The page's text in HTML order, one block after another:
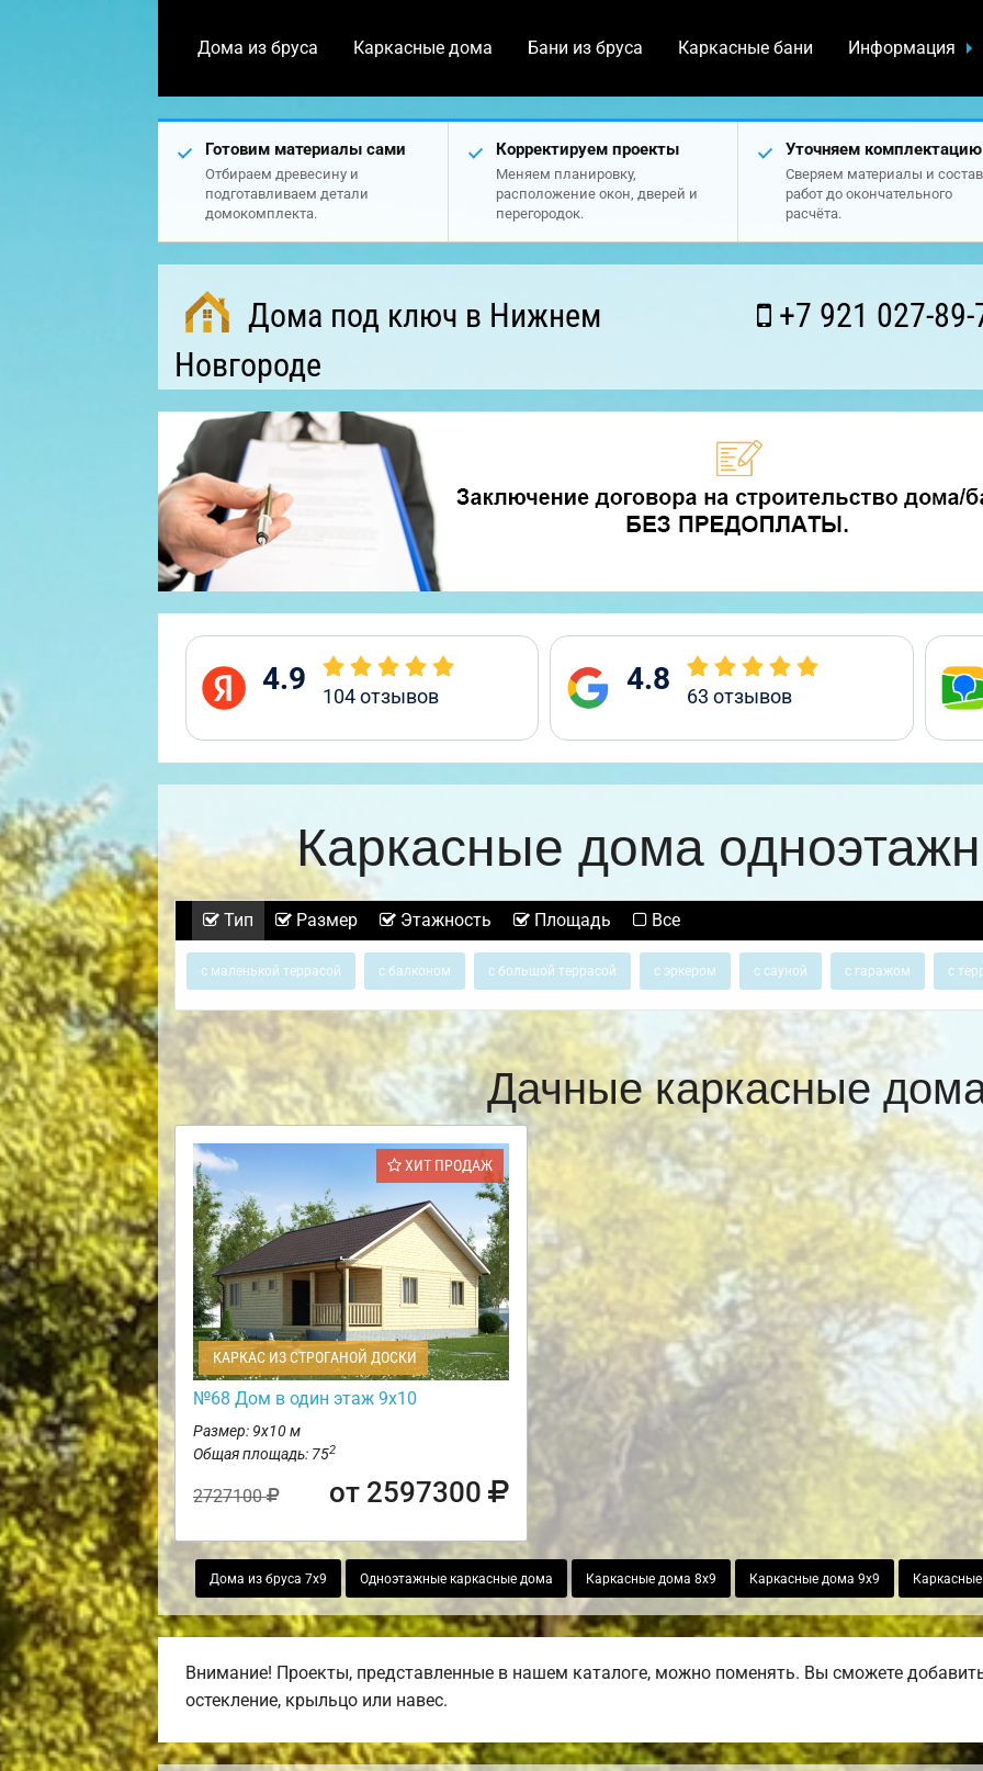
Дома из бруса Каркасные дома Бани из бруса Каркасные бани Информация
Готовим материалы сами
Отбираем древесину и
подготавливаем детали
домокомплекта.
Корректируем проекты
Меняем планировку,
расположение окон, дверей и
перегородок.
Уточняем комплектацию
Сверяем материалы и состав
работ до окончательного
расчёта.
Дома под ключ в Нижнем
Новгороде
+7 921 027-89-
4.9 104отзывов 4.8 63 отзывов
Каркасные дома
Тип Размер Этажность Площадь Все
с маленькой террасой с балконом с большой террасой с эркером с сауной с гаражом с
Дачные каркасные
ХИТ ПРОДАЖ
КАРКАС ИЗ СТРОГАНОЙ ДОСКИ
№68 Дом в один этаж 9х10
Размер: 9х10 м
Общая площадь: 752
2727100 от 2597300
Дома из бруса 7х9 Одноэтажные каркасные дома Каркасные дома 8х9 Каркасные дома 9х9
Внимание! Проекты, представленные в нашем каталоге, можно поменять. Вы сможете добавить
остекление, крыльцо или навес.